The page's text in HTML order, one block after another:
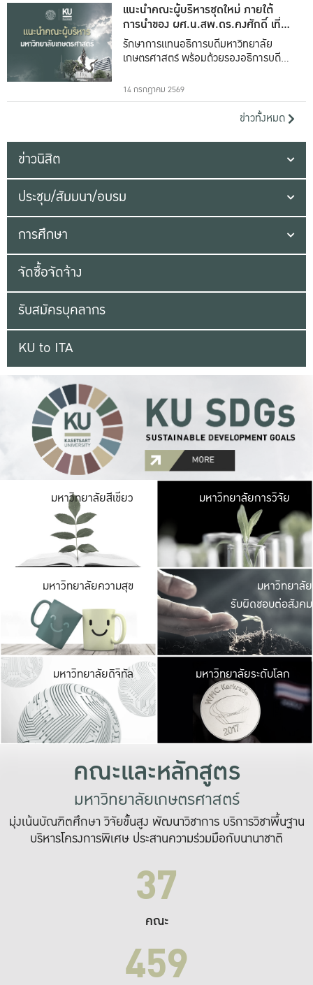
แนะนำคณะผู้บริหารชุดใหม่ ภายใต้
การนำของ ผศ.น.สพ.ดร.คงศักดิ์ เที่ยง
ธรรม
รักษาการแทนอธิการบดีมหาวิทยาลัย
เกษตรศาสตร์ พร้อมด้วยรองอธิการบดีทั้ง
14 กรกฎาคม 2569
ข่าวทั้งหมด
ข่าวนิสิต
ประชุม/สัมมนา/อบรม
การศึกษา
จัดซื้อจัดจ้าง
รับสมัครบุคลากร
KU to ITA
มหาวิทยาลัยสีเขียว มหาวิ
มีพื้นที่เขียวสดใส
เป็นป่าในเมือง เกษต
มหาวิทยาลัยการวิจัย
มหาวิทยาลัยความสุข มหาวิ
ค
เปิดประ
และพบเรื่องราวใ
มหาวิทยาลัย
รับผิดชอบต่อสังคม
มหาวิทยาลัยดิจิทัล มหาวิ
เปลี่ยนแปลง แล
เพื่อทำง
ระบบสารสนเทศ
มหาวิทยาลัยระดับโลก
คณะและหลักสูตร
มหาวิทยาลัยเกษตรศาสตร์
มุ่งเน้นบัณฑิตศึกษา วิจัยขั้นสูง พัฒนาวิชาการ บริการวิชาพื้นฐาน
บริหารโครงการพิเศษ ประสานความร่วมมือกับนานาชาติ
37
คณะ
459